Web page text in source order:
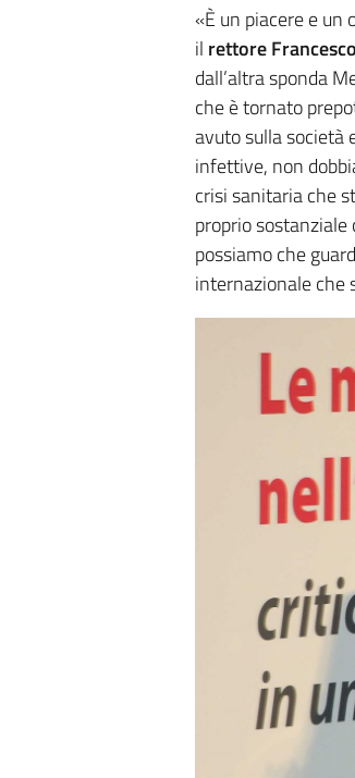
«È un piacere e un
il rettore
dall’altra sponda
che è tornato
avuto sulla società
infettive, non
crisi sanitaria che
proprio
possiamo che
internazionale che